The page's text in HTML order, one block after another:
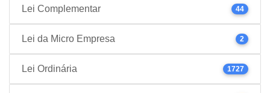
Lei Complementar 44
Lei da Micro Empresa 2
Lei Ordinária 1727